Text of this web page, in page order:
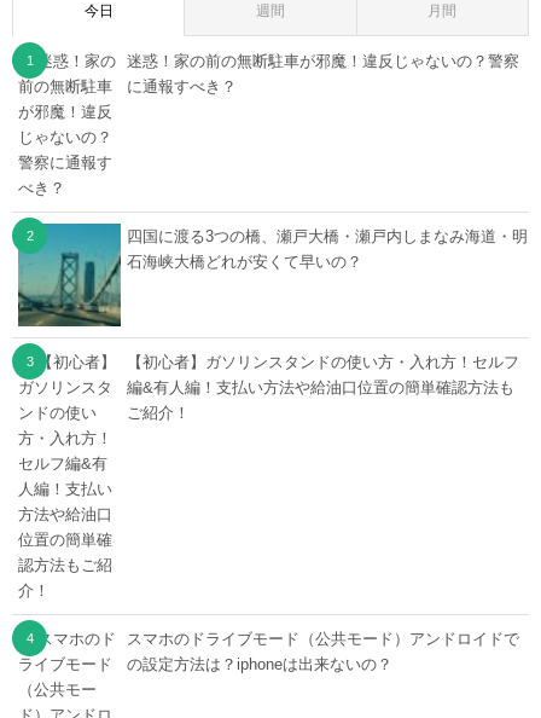
今日 週間 月間
迷惑！家の前の無断駐車が邪魔！違反じゃないの？警察
に通報すべき？
四国に渡る3つの橋、瀬戸大橋・瀬戸内しまなみ海道・明
石海峡大橋どれが安くて早いの？
【初心者】ガソリンスタンドの使い方・入れ方！セルフ
編&有人編！支払い方法や給油口位置の簡単確認方法も
ご紹介！
スマホのドライブモード（公共モード）アンドロイドで
の設定方法は？iphoneは出来ないの？